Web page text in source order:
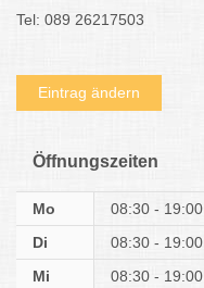
Tel: 089 26217503
Eintrag ändern
Öffnungszeiten
Mo
08:30 - 19:00
Di
08:30 - 19:00
Mi
08:30 - 19:00